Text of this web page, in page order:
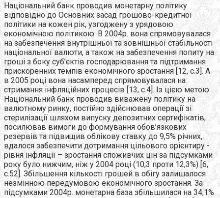
Національний банк проводив монетарну політику
відповідно до Основних засад грошово-кредитної
політики на кожен рік, узгоджену з урядовою
економічною політикою. В 2004р. вона спрямовувалася
на забезпечення внутрішньої та зовнішньої стабільності
національної валюти, а також на забезпечення попиту на
гроші з боку суб’єктів господарювання та підтримання
прискоренних темпів економічного зростання [12, с.3]. А
в 2005 році вона насамперед спрямовувалася на
стримання інфляційних процесів [13, с.4]. Із цією метою
Національний банк проводив виважену політику на
валютному ринку, постійно здійснював операції зі
стерилізації шляхом випуску депозитних сертифікатів,
посилював вимоги до формування обов’язкових
резервів та підвищив облікову ставку до 9,5% річних,
вдалося забезпечити дотримання цільового орієнтиру -
рівня інфляції – зростання споживчих цін за підсумками
року було нижчим, ніж у 2004 році (10,3 проти 12,3%) [6,
с.52]. Збільшення кількості грошей в обігу залишалося
незмінною передумовою економічного зростання. За
підсумками 2004р. монетарна база збільшилася на 34,1%